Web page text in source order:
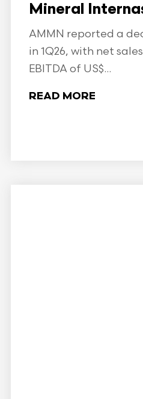
Mineral
AMMN reported a
in 1Q26, with net
EBITDA of US$...
READ MORE